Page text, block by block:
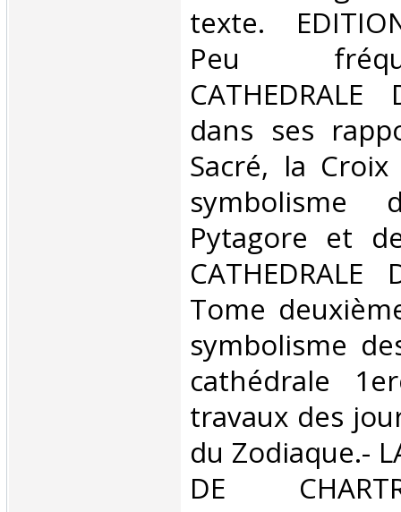
texte.
Peu
CATHEDRALE
dans ses
Sacré, la
symbolisme
Pytagore et
CATHEDRALE
Tome
symbolisme
cathédrale
travaux des
du Zodiaque.-
DE